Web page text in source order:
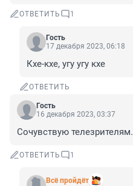
ОТВЕТИТЬ 1
Гость
17 декабря 2023, 06:18
Кхе-кхе, угу угу кхе
ОТВЕТИТЬ
Гость
16 декабря 2023, 03:37
Сочувствую телезрителям.
ОТВЕТИТЬ 1
Всё пройдёт